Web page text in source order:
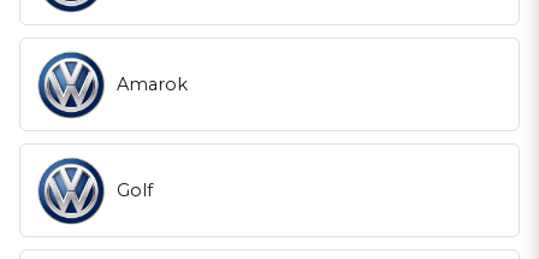
Amarok
Golf